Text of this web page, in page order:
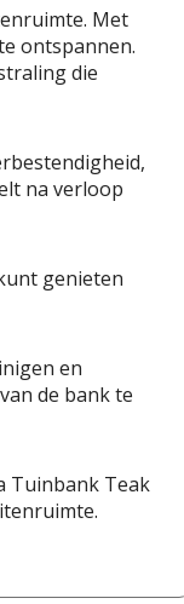
Met
ontspannen.
die
na verloop
genieten
en
de bank te
Tuinbank Teak